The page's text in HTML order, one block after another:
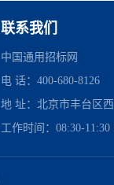
联系我们
中国通用招标网
电 话：400-680-8126
地 址：北京市丰台区
工作时间：08:30-11:30